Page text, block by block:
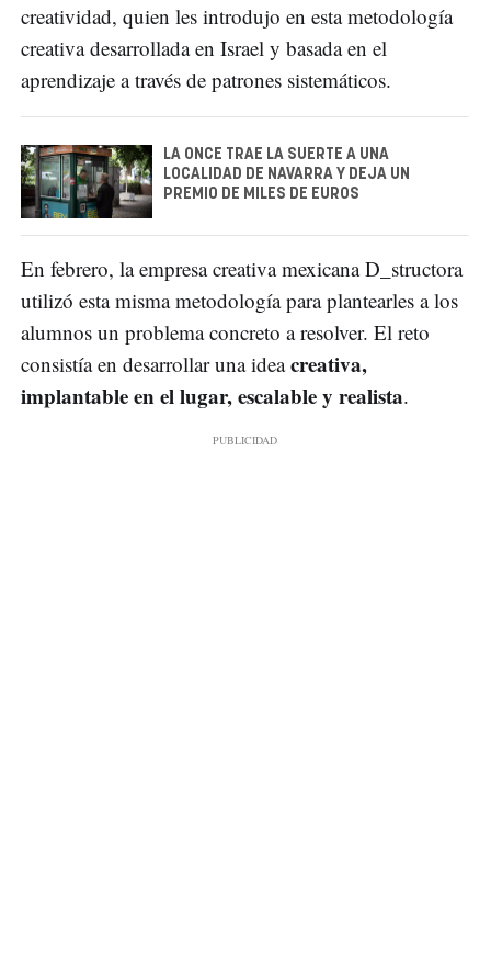
creatividad, quien les introdujo en esta metodología
creativa desarrollada en Israel y basada en el
aprendizaje a través de patrones sistemáticos.
LA ONCE TRAE LA SUERTE A UNA
LOCALIDAD DE NAVARRA Y DEJA UN
PREMIO DE MILES DE EUROS
En febrero, la empresa creativa mexicana D_structora
utilizó esta misma metodología para plantearles a los
alumnos un problema concreto a resolver. El reto
consistía en desarrollar una ideacreativa,
implantable en el lugar, escalable y realista.